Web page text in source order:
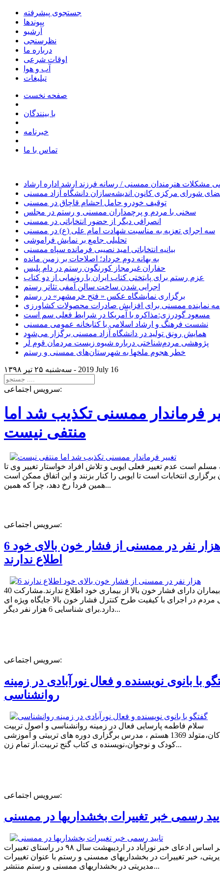
جستجوی پیشرفته
پیوندها
آرشیو
نظرسنجی
درباره ما
اوقات شرعی
آب و هوا
تبلیغات
صفحه نخست
با بینندگان
خبرنامه
تماس با ما
مشکلات هنرمندان ممسنی / رسانه فرزند ارشد اداره ارشاد
شورای مرکزی کانون اندیشه‌سازان دانشگاه آزاد ممسنی
توقیف خودرو حامل احشام قاچاق در ممسنی
سخنی با مردم و پرچمداران ممسنی و رستم در مجلس
انصرافی دیگر از حضور انتخاباتی در ممسنی
سه اجرای تعزیه به مناسبت شهادت امام علی (ع) در ممسنی
تحلیلی جامع بر نمایش فراموشی
بیانیه انتخاباتی امید نصیبی فرمانده سپاه ممسنی
به بهانه دوم خرداد؛ اصلاحات بر زمین مانده
حفاران غیرمجاز کورنگون رستم در دام پلیس
عزم رستم برای پایتختی کتاب ایران با رونمایی از دو کتاب
اجرایی شدن ساخت سالن آمفی تئاتر رستم
برگزاری نمایشگاه عکس « فتح خرمشهر» در رستم
نماینده ممسنی برای افزایش صادرات محصولات کشاورزی
مسعود گودرزی:مذاکره با آمریکا در شرایط فعلی سم است
نشست فرهنگ و ارشاد اسلامی با کتابخانه عمومی ممسنی
همایش رونق تولید در دانشگاه آزاد ممسنی برگزار می‌شود
پژوهشی مردم‌شناختی درباره شیوه زیست مردمان قوم لُر
خطر هجوم ملخها به شهرستان‌های ممسنی و رستم
سه‌شنبه ۲۵ تير ۱۳۹۸ - 2019 July 16
سرویس اجتماعی:
فرماندار ممسنی تکذیب شد اما
منتفی نیست
مسلم است عدم تغییر فعلی ایوبی و تلاش افراد خواستار تغییر وی تا
برگزاری انتخابات است تا ایوبی را کنار بزنند و این اتفاق ممکن است
همین فردا رخ دهد، چرا که همین...
سرویس اجتماعی:
6 هزار نفر در ممسنی از فشار خون بالای خود
اطلاع ندارند
40 درصد بیماران دارای فشار خون بالا از بیماری خود اطلاع ندارند.مشارکت
در اجرای با کیفیت طرح کنترل فشار خون بالا جایگاه ویژه ای
دارد.برای شناسایی 6 هزار نفر دیگر...
سرویس اجتماعی:
با بانوی نویسنده و فعال نورآبادی در زمینه
روانشناسی
سلام فاطمه پارسایی فعال در زمینه روانشناسی و اصول تربیت
کودکان،متولد 1369 هستم ، مدرس برگزاری دوره های تربیتی و آموزشی
کودک و نوجوان،نویسنده ی کتاب گنج تربیت.از تمام زن...
سرویس اجتماعی:
رسمی خبر تغییرات بخشداریها در ممسنی
بر اساس ادعای خبر نورآباد در اردیبهشت سال ۹۸ در راستای تغییرات
خبر تغییرات در بخشداریهای ممسنی و رستم با عنوان تغییرات
مدیریتی در بخشداریهای ممسنی و رستم منتشر...